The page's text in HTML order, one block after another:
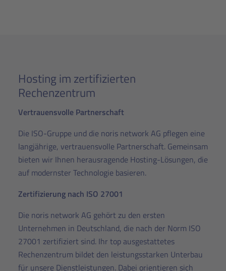
Hosting im zertifizierten
Rechenzentrum
Vertrauensvolle Partnerschaft
Die ISO-Gruppe und die noris network AG pflegen eine
langjährige, vertrauensvolle Partnerschaft. Gemeinsam
bieten wir Ihnen herausragende Hosting-Lösungen, die
auf modernster Technologie basieren.
Zertifizierung nach ISO 27001
Die noris network AG gehört zu den ersten
Unternehmen in Deutschland, die nach der Norm ISO
27001 zertifiziert sind. Ihr top ausgestattetes
Rechenzentrum bildet den leistungsstarken Unterbau
für unsere Dienstleistungen. Dabei orientieren sich